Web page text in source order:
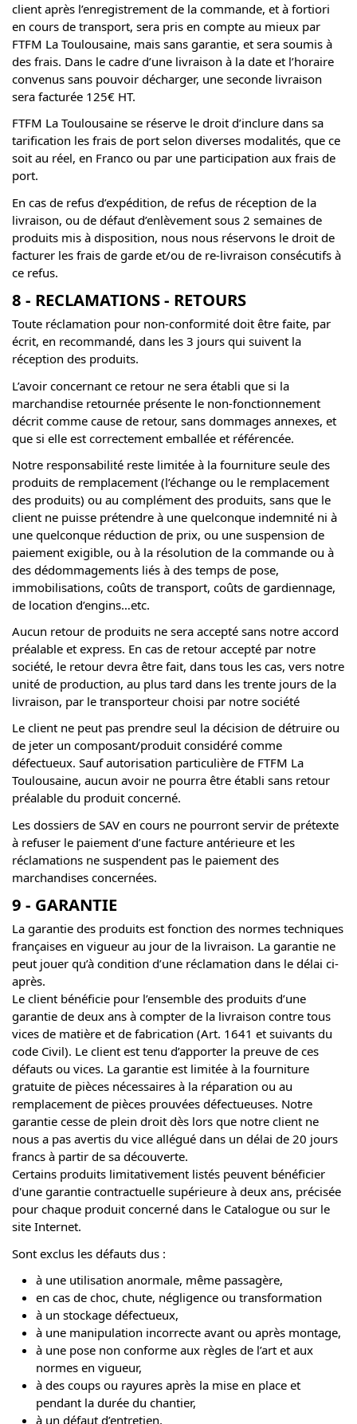
client après l’enregistrement de la commande, et à fortiori
en cours de transport, sera pris en compte au mieux par
FTFM La Toulousaine, mais sans garantie, et sera soumis à
des frais. Dans le cadre d’une livraison à la date et l’horaire
convenus sans pouvoir décharger, une seconde livraison
sera facturée 125€ HT.
FTFM La Toulousaine se réserve le droit d’inclure dans sa
tarification les frais de port selon diverses modalités, que ce
soit au réel, en Franco ou par une participation aux frais de
port.
En cas de refus d’expédition, de refus de réception de la
livraison, ou de défaut d’enlèvement sous 2 semaines de
produits mis à disposition, nous nous réservons le droit de
facturer les frais de garde et/ou de re-livraison consécutifs à
ce refus.
8 - RECLAMATIONS - RETOURS
Toute réclamation pour non-conformité doit être faite, par
écrit, en recommandé, dans les 3 jours qui suivent la
réception des produits.
L’avoir concernant ce retour ne sera établi que si la
marchandise retournée présente le non-fonctionnement
décrit comme cause de retour, sans dommages annexes, et
que si elle est correctement emballée et référencée.
Notre responsabilité reste limitée à la fourniture seule des
produits de remplacement (l’échange ou le remplacement
des produits) ou au complément des produits, sans que le
client ne puisse prétendre à une quelconque indemnité ni à
une quelconque réduction de prix, ou une suspension de
paiement exigible, ou à la résolution de la commande ou à
des dédommagements liés à des temps de pose,
immobilisations, coûts de transport, coûts de gardiennage,
de location d’engins…etc.
Aucun retour de produits ne sera accepté sans notre accord
préalable et express. En cas de retour accepté par notre
société, le retour devra être fait, dans tous les cas, vers notre
unité de production, au plus tard dans les trente jours de la
livraison, par le transporteur choisi par notre société
Le client ne peut pas prendre seul la décision de détruire ou
de jeter un composant/produit considéré comme
défectueux. Sauf autorisation particulière de FTFM La
Toulousaine, aucun avoir ne pourra être établi sans retour
préalable du produit concerné.
Les dossiers de SAV en cours ne pourront servir de prétexte
à refuser le paiement d’une facture antérieure et les
réclamations ne suspendent pas le paiement des
marchandises concernées.
9 - GARANTIE
La garantie des produits est fonction des normes techniques
françaises en vigueur au jour de la livraison. La garantie ne
peut jouer qu’à condition d’une réclamation dans le délai ci-
après.
Le client bénéficie pour l’ensemble des produits d’une
garantie de deux ans à compter de la livraison contre tous
vices de matière et de fabrication (Art. 1641 et suivants du
code Civil). Le client est tenu d’apporter la preuve de ces
défauts ou vices. La garantie est limitée à la fourniture
gratuite de pièces nécessaires à la réparation ou au
remplacement de pièces prouvées défectueuses. Notre
garantie cesse de plein droit dès lors que notre client ne
nous a pas avertis du vice allégué dans un délai de 20 jours
francs à partir de sa découverte.
Certains produits limitativement listés peuvent bénéficier
d'une garantie contractuelle supérieure à deux ans, précisée
pour chaque produit concerné dans le Catalogue ou sur le
site Internet.
Sont exclus les défauts dus :
à une utilisation anormale, même passagère,
en cas de choc, chute, négligence ou transformation
à un stockage défectueux,
à une manipulation incorrecte avant ou après montage,
à une pose non conforme aux règles de l’art et aux
normes en vigueur,
à des coups ou rayures après la mise en place et
pendant la durée du chantier,
à un défaut d’entretien,